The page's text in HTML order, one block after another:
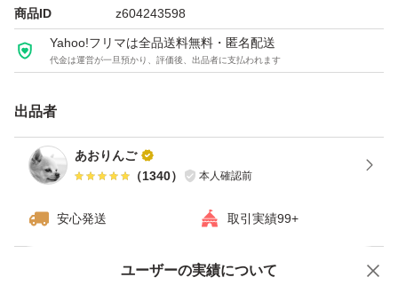
気持ちの良いお取引を心がけております。
どうぞよろしくお願い致します。
商品ID z604243598
Yahoo!フリマは全品送料無料・匿名配送
代金は運営が一旦預かり、評価後、出品者に支払われます
出品者
あおりんご
（1340） 本人確認前
安心発送 取引実績99+
ユーザーの実績について
価格の相談 商品への質問